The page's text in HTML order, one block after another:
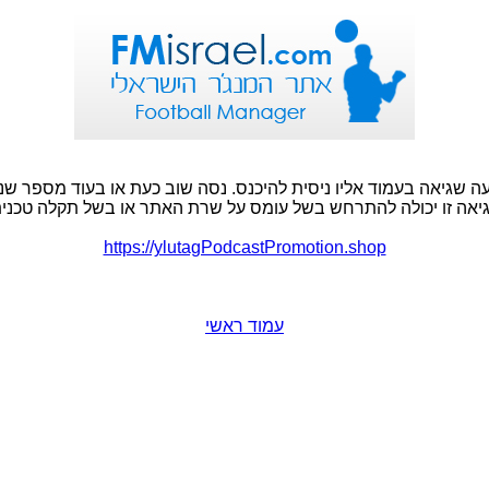
שגיאה בעמוד אליו ניסית להיכנס. נסה שוב כעת או בעוד מספר
זו יכולה להתרחש בשל עומס על שרת האתר או בשל תקלה
https://ylutagPodcastPromotion.shop
עמוד ראשי